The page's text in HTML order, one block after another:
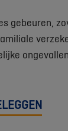
gebeuren,